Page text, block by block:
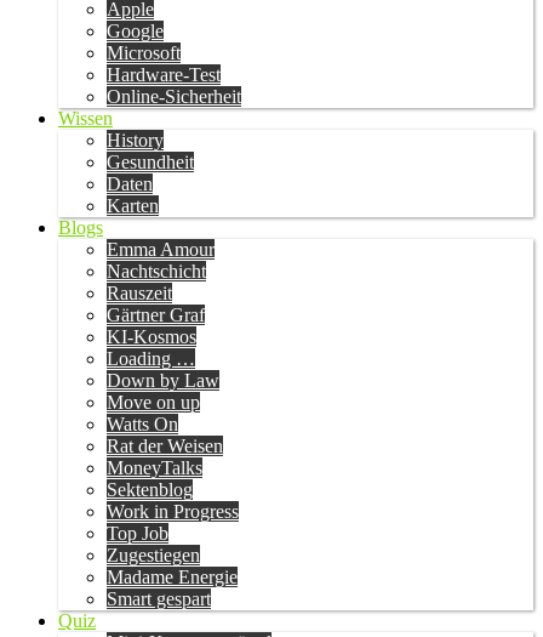
Apple
Google
Microsoft
Hardware-Test
Online-Sicherheit
Wissen
History
Gesundheit
Daten
Karten
Blogs
Emma Amour
Nachtschicht
Rauszeit
Gärtner Graf
KI-Kosmos
Loading …
Down by Law
Move on up
Watts On
Rat der Weisen
MoneyTalks
Sektenblog
Work in Progress
Top Job
Zugestiegen
Madame Energie
Smart gespart
Quiz